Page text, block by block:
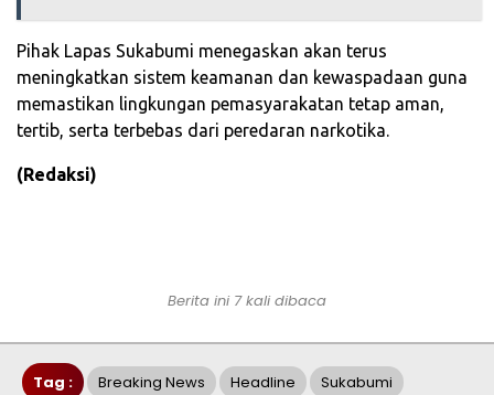
Pihak Lapas Sukabumi menegaskan akan terus
meningkatkan sistem keamanan dan kewaspadaan guna
memastikan lingkungan pemasyarakatan tetap aman,
tertib, serta terbebas dari peredaran narkotika.
(Redaksi)
Berita ini 7 kali dibaca
Tag : Breaking News Headline Sukabumi